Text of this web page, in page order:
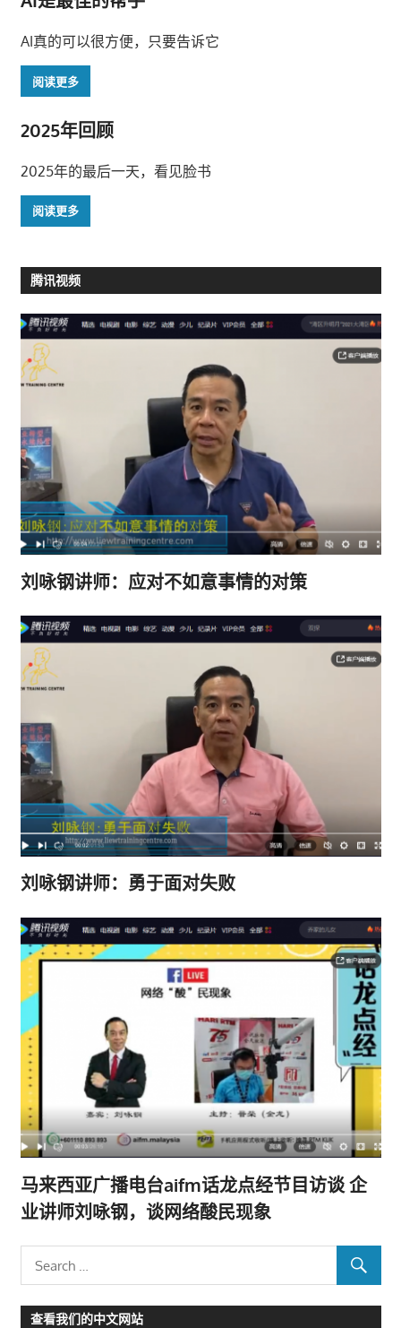
AI真的可以很方便，只要告诉它
阅读更多
2025年回顾
2025年的最后一天，看见脸书
阅读更多
腾讯视频
刘咏钢讲师：应对不如意事情的对策
刘咏钢讲师：勇于面对失败
马来西亚广播电台aifm话龙点经节目访谈 企
业讲师刘咏钢，谈网络酸民现象
查看我们的中文网站